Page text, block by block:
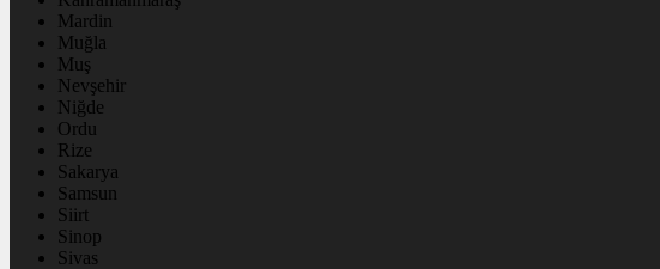
Mardin
Muğla
Muş
Nevşehir
Niğde
Ordu
Rize
Sakarya
Samsun
Siirt
Sinop
Sivas